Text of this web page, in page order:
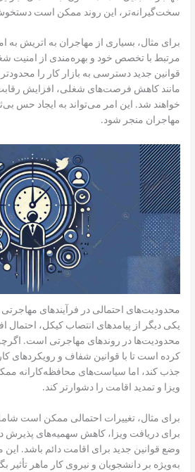
سخت‌گیرانه‌تر، این روند ممکن است
برای مثال، بسیاری از مهاجران به اتریش به
مرتبط با تخصص خود و بهره‌مندی از امنیت
قوانین جدید دسترسی به بازار کار را
مانند کاهش فرصت‌های شغلی، افزایش
خواهند شد. این امر می‌تواند به ایجاد حس
مهاجران منجر شود.
محدودیت‌های احتمالی در فرآیندهای مهاجرتی
یکی دیگر از پیامدهای انتصاب کیکل، احتمال
محدودیت‌ها در روندهای مهاجرتی است.
کرده است تا با قوانین شفاف و رویکردهای
جذب کند، اما سیاست‌های محافظه‌کارانه
ویزا و تمدید اقامت را دشوارتر کند.
برای مثال، تغییرات احتمالی ممکن است
برای دریافت ویزا، کاهش سهمیه‌های پذیرش
وضع قوانین جدید برای اقامت دائم باشد. این
به‌ویژه بر دانشجویان و نیروی کار ماهر تأثیر